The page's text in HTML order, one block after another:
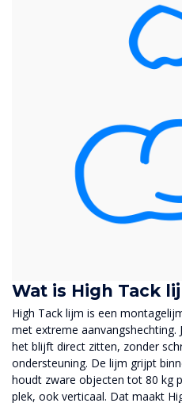
Wat is High Tack
High Tack lijm is een
met extreme aanvangshechting.
het blijft direct zitten, zonder
ondersteuning. De lijm grijpt
houdt zware objecten tot 80 kg
plek, ook verticaal. Dat maakt